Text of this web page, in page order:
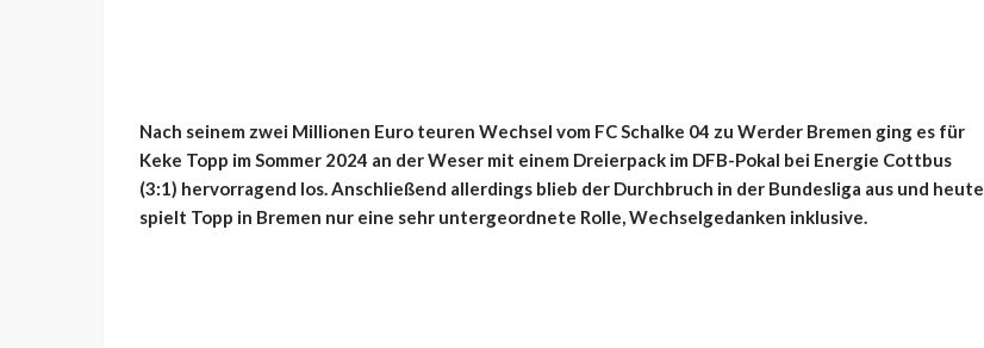
Nach seinem zwei Millionen Euro teuren Wechsel vom FC Schalke 04 zu Werder Bremen ging es für
Keke Topp im Sommer 2024 an der Weser mit einem Dreierpack im DFB-Pokal bei Energie Cottbus
(3:1) hervorragend los. Anschließend allerdings blieb der Durchbruch in der Bundesliga aus und heute
spielt Topp in Bremen nur eine sehr untergeordnete Rolle, Wechselgedanken inklusive.